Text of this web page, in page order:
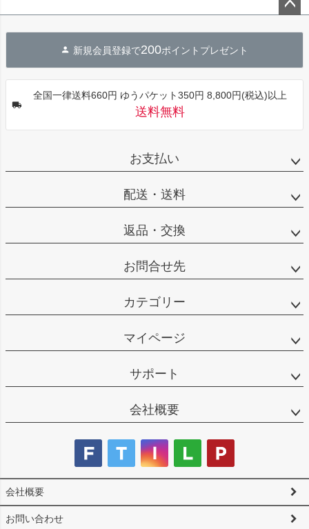
へ
新規会員登録で200ポイントプレゼント
全国一律送料660円 ゆうパケット350円 8,800円(税込)以上
送料無料
お支払い
配送・送料
返品・交換
お問合せ先
カテゴリー
マイページ
サポート
会社概要
会社概要
お問い合わせ